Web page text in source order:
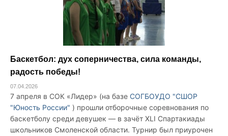
Баскетбол: дух соперничества, сила команды,
радость победы!
07.04.2026
7 апреля в СОК «Лидер» (на базе СОГБОУДО "СШОР
"Юность России" ) прошли отборочные соревнования по
баскетболу среди девушек — в зачёт XLI Спартакиады
школьников Смоленской области. Турнир был приурочен